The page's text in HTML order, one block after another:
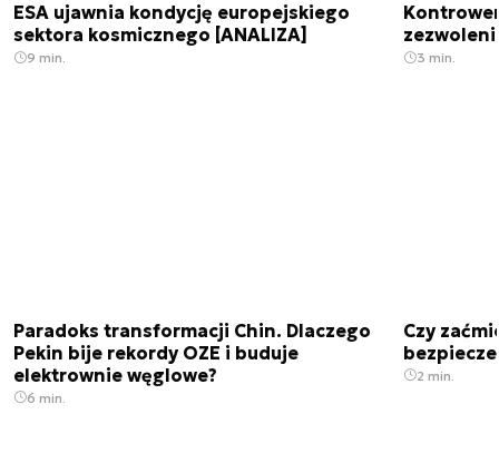
ESA ujawnia kondycję europejskiego
sektora kosmicznego [ANALIZA]
9 min. 3 min.
Paradoks transformacji Chin. Dlaczego
Pekin bije rekordy OZE i buduje
elektrownie węglowe?
6 min.
Czy
2 min.